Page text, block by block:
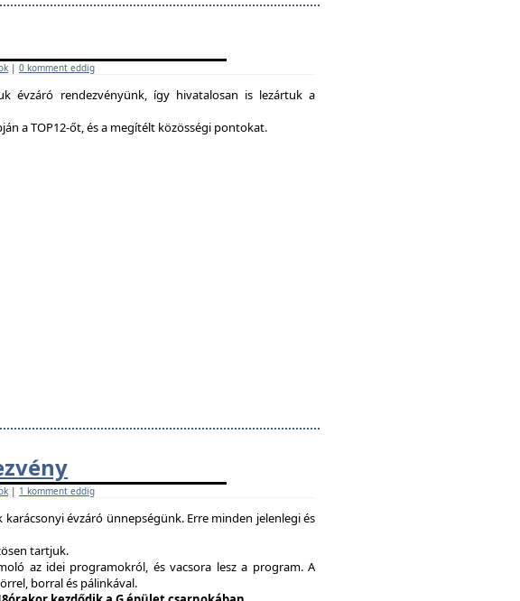
| 0 komment eddig
évzáró rendezvényünk, így hivatalosan is lezártuk a
a TOP12-őt, és a megítélt közösségi pontokat.
| 1 komment eddig
évzáró ünnepségünk. Erre minden jelenlegi és
tartjuk.
az idei programokról, és vacsora lesz a program. A
borral és pálinkával.